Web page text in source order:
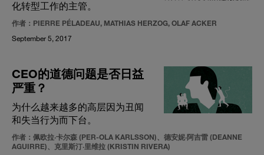
化转型工作的主管。
作者：PIERRE PÉLADEAU, MATHIAS HERZOG, OLAF ACKER
September 5, 2017
CEO的道德问题是否日益
严重？
为什么越来越多的高层因为丑闻
和失当行为而下台。
作者：佩欧拉·卡尔森 (PER-OLA KARLSSON)、德安妮·阿吉雷 (DEANNE
AGUIRRE)、克里斯汀·里维拉 (KRISTIN RIVERA)